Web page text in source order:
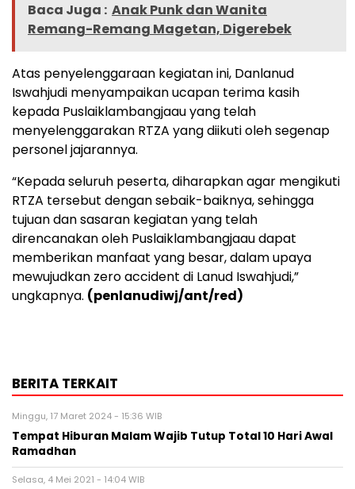
Baca Juga : Anak Punk dan Wanita
Remang-Remang Magetan, Digerebek
Atas penyelenggaraan kegiatan ini, Danlanud
Iswahjudi menyampaikan ucapan terima kasih
kepada Puslaiklambangjaau yang telah
menyelenggarakan RTZA yang diikuti oleh segenap
personel jajarannya.
“Kepada seluruh peserta, diharapkan agar mengikuti
RTZA tersebut dengan sebaik-baiknya, sehingga
tujuan dan sasaran kegiatan yang telah
direncanakan oleh Puslaiklambangjaau dapat
memberikan manfaat yang besar, dalam upaya
mewujudkan zero accident di Lanud Iswahjudi,”
ungkapnya. (penlanudiwj/ant/red)
BERITA TERKAIT
Minggu, 17 Maret 2024 - 15:36 WIB
Tempat Hiburan Malam Wajib Tutup Total 10 Hari Awal
Ramadhan
Selasa, 4 Mei 2021 - 14:04 WIB